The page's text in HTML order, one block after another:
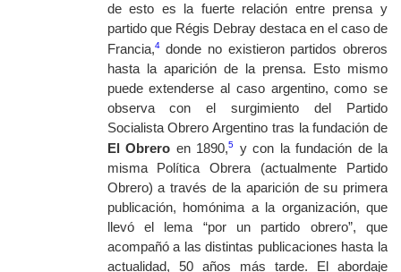
de esto es la fuerte relación entre prensa y
partido que Régis Debray destaca en el caso de
Francia,4donde no existieron partidos obreros
hasta la aparición de la prensa. Esto mismo
puede extenderse al caso argentino, como se
observa con el surgimiento del Partido
Socialista Obrero Argentino tras la fundación de
El Obrero en 1890,5
y con la fundación de la
misma Política Obrera (actualmente Partido
Obrero) a través de la aparición de su primera
publicación, homónima a la organización, que
llevó el lema “por un partido obrero”, que
acompañó a las distintas publicaciones hasta la
actualidad, 50 años más tarde. El abordaje